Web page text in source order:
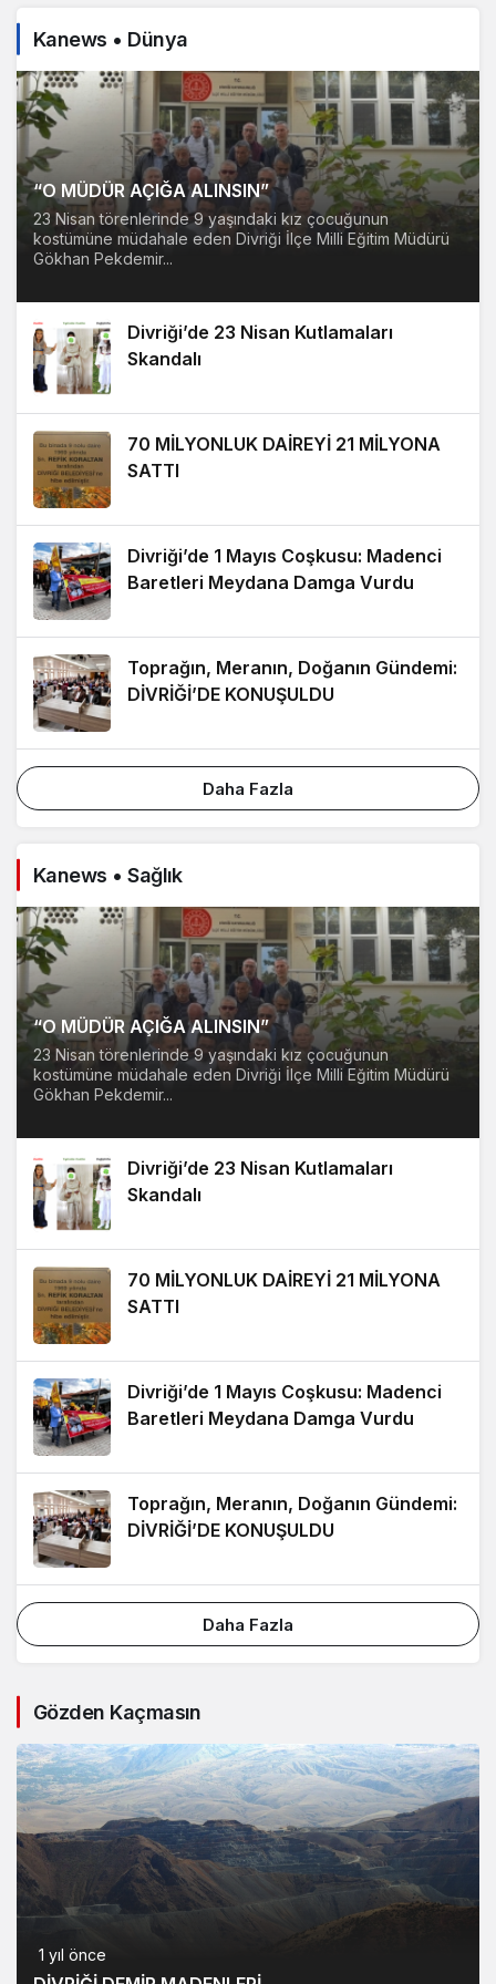
Kanews • Dünya
“O MÜDÜR AÇIĞA ALINSIN”
23 Nisan törenlerinde 9 yaşındaki kız çocuğunun
kostümüne müdahale eden Divriği İlçe Milli Eğitim Müdürü
Gökhan Pekdemir...
Divriği’de 23 Nisan Kutlamaları
Skandalı
70 MİLYONLUK DAİREYİ 21 MİLYONA
SATTI
Divriği’de 1 Mayıs Coşkusu: Madenci
Baretleri Meydana Damga Vurdu
Toprağın, Meranın, Doğanın Gündemi:
DİVRİĞİ’DE KONUŞULDU
Daha Fazla
Kanews • Sağlık
“O MÜDÜR AÇIĞA ALINSIN”
23 Nisan törenlerinde 9 yaşındaki kız çocuğunun
kostümüne müdahale eden Divriği İlçe Milli Eğitim Müdürü
Gökhan Pekdemir...
Divriği’de 23 Nisan Kutlamaları
Skandalı
70 MİLYONLUK DAİREYİ 21 MİLYONA
SATTI
Divriği’de 1 Mayıs Coşkusu: Madenci
Baretleri Meydana Damga Vurdu
Toprağın, Meranın, Doğanın Gündemi:
DİVRİĞİ’DE KONUŞULDU
Daha Fazla
Gözden Kaçmasın
1 yıl önce
8 ay önce
DİVRİĞİ’DE DİRENİŞ
ANKARA DİVRİĞİ